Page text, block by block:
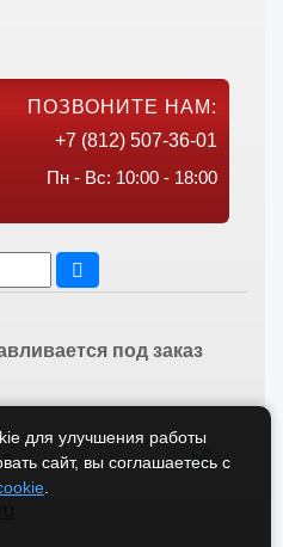
ПОЗВОНИТЕ НАМ:
+7 (812) 507-36-01
Пн - Вс: 10:00 - 18:00
под заказ
для улучшения работы
сайт, вы соглашаетесь с